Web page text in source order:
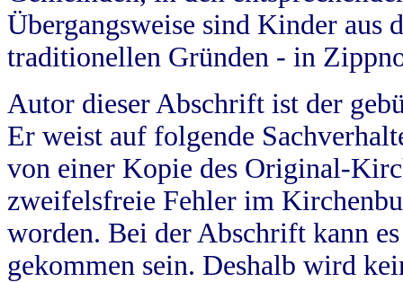
Übergangsweise sind Kinder aus
traditionellen Gründen - in
Autor dieser Abschrift ist der
Er weist auf folgende
von einer Kopie des Original-
zweifelsfreie Fehler im
worden. Bei der Abschrift kann
gekommen sein. Deshalb wird